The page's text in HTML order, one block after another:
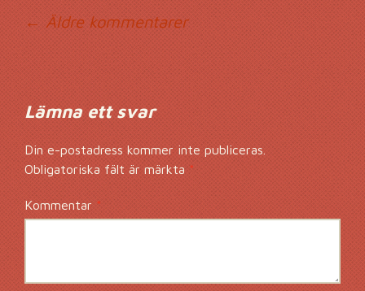
← Äldre kommentarer
Lämna ett svar
Din e-postadress kommer inte publiceras.
Obligatoriska fält är märkta*
Kommentar *